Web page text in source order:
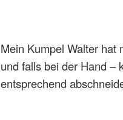
Mein Kumpel Walter hat
und falls bei der Hand –
entsprechend